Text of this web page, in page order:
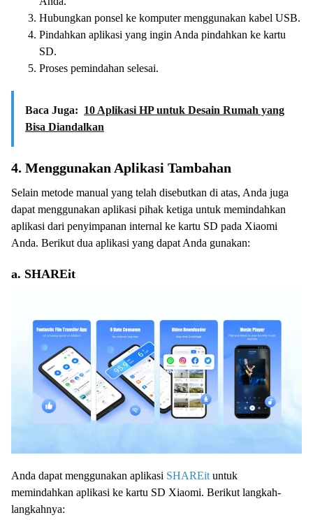
Hubungkan ponsel ke komputer menggunakan kabel USB.
Pindahkan aplikasi yang ingin Anda pindahkan ke kartu
SD.
Proses pemindahan selesai.
Baca Juga: 10 Aplikasi HP untuk Desain Rumah yang
Bisa Diandalkan
4. Menggunakan Aplikasi Tambahan
Selain metode manual yang telah disebutkan di atas, Anda juga
dapat menggunakan aplikasi pihak ketiga untuk memindahkan
aplikasi dari penyimpanan internal ke kartu SD pada Xiaomi
Anda. Berikut dua aplikasi yang dapat Anda gunakan:
a. SHAREit
Anda dapat menggunakan aplikasi SHAREit untuk
memindahkan aplikasi ke kartu SD Xiaomi. Berikut langkah-
langkahnya: